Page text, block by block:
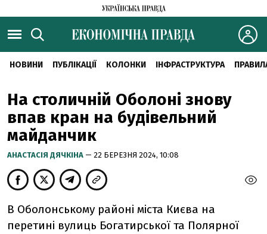
НОВИНИ ПУБЛІКАЦІЇ КОЛОНКИ ІНФРАСТРУКТУРА
На столичній Оболоні знову
впав кран на будівельний
майданчик
АНАСТАСІЯ ДЯЧКІНА — 22 БЕРЕЗНЯ 2024, 10:08
В Оболонському районі міста Києва на
перетині вулиць Богатирської та Полярної